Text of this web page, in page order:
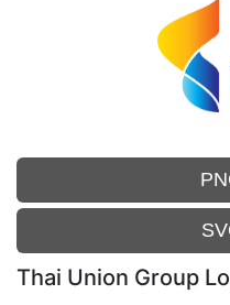
Thai Union Group